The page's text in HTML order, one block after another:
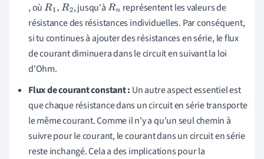
, oùR1,R2 , jusqu'àRn représentent les valeurs de
résistance des résistances individuelles. Par conséquent,
si tu continues à ajouter des résistances en série, le flux
de courant diminuera dans le circuit en suivant la loi
d'Ohm.
Flux de courant constant : Un autre aspect essentiel est
que chaque résistance dans un circuit en série transporte
le même courant. Comme il n'y a qu'un seul chemin à
suivre pour le courant, le courant dans un circuit en série
reste inchangé. Cela a des implications pour la